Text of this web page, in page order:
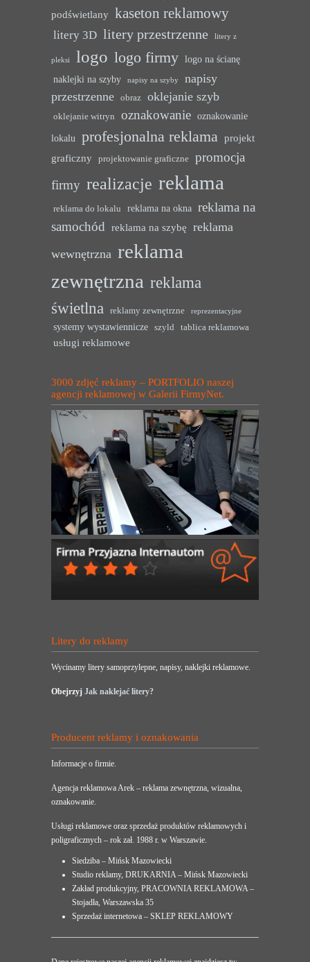
podświetlany kaseton reklamowy
litery 3D litery przestrzenne litery z
pleksi logo logo firmy logo na ścianę
naklejki na szyby
napisy na szyby
napisy
przestrzenne
obraz oklejanie szyb
oklejanie witryn oznakowanie oznakowanie
lokalu profesjonalna reklama projekt
graficzny
projektowanie graficzne
promocja
firmy realizacje reklama
reklama do lokalu reklama na okna reklama na
samochód reklama na szybę reklama
wewnętrzna reklama
zewnętrzna reklama
świetlna
reklamy zewnętrzne reprezentacyjne
systemy wystawiennicze szyld tablica reklamowa
usługi reklamowe
3000 zdjęć reklamy – PORTFOLIO naszej
agencji reklamowej w Galerii FirmyNet.
Litery do reklamy
Wycinamy litery samoprzylepne, napisy, naklejki reklamowe.
Obejrzyj Jak naklejać litery?
Producent reklamy i oznakowania
Informacje o firmie.
Agencja reklamowa Arek – reklama zewnętrzna, wizualna,
oznakowanie.
Usługi reklamowe oraz sprzedaż produktów reklamowych i
poligraficznych – rok zał. 1988 r. w Warszawie.
Siedziba – Mińsk Mazowiecki
Studio reklamy, DRUKARNIA – Mińsk Mazowiecki
Zakład produkcyjny, PRACOWNIA REKLAMOWA –
Stojadła, Warszawska 35
Sprzedaż internetowa – SKLEP REKLAMOWY